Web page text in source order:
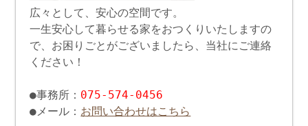
広々として、安心の空間です。
一生安心して暮らせる家をおつくりいたしますの
で、お困りごとがございましたら、当社にご連絡
ください！
●事務所： 075-574-0456
●メール： お問い合わせはこちら